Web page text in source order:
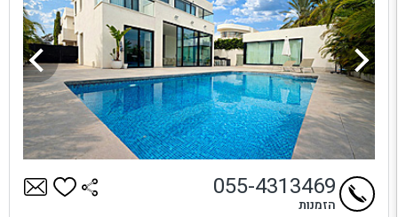
055-4313469
הזמנות